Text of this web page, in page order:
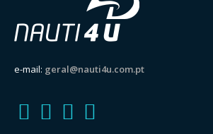
e-mail: geral@nauti4u.com.pt